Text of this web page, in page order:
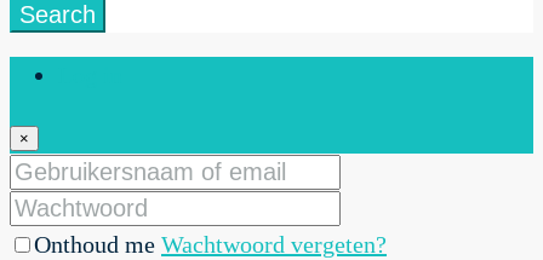
Search
×
Onthoud me Wachtwoord vergeten?